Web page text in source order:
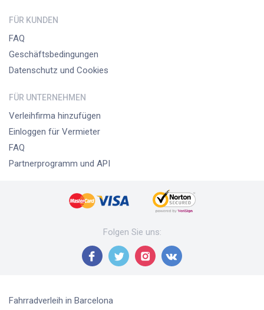
FÜR KUNDEN
FAQ
Geschäftsbedingungen
Datenschutz und Cookies
FÜR UNTERNEHMEN
Verleihfirma hinzufügen
Einloggen für Vermieter
FAQ
Partnerprogramm und API
Folgen Sie uns:
Fahrradverleih in Barcelona